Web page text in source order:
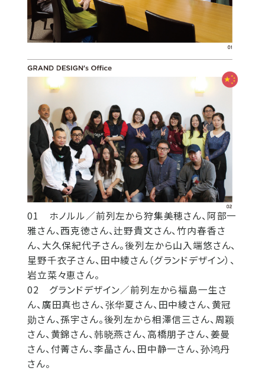
01 ホノルル／前列左から狩集美穂さん、阿部一
雅さん、西克徳さん、辻野貴文さん、竹内春香さ
ん、大久保紀代子さん。後列左から山入端悠さん、
星野千衣子さん、田中綾さん（グランドデザイン）、
岩立菜々恵さん。
02 グランドデザイン／前列左から福島一生さ
ん、廣田真也さん、张华夏さん、田中綾さん、黄冠
勋さん、孫宇さん。後列左から相澤信三さん、周颖
さん、黄錦さん、韩晓燕さん、高橋朋子さん、姜曼
さん、付菁さん、李晶さん、田中静一さん、孙鸿丹
さん。